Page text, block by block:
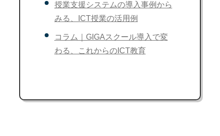
授業支援システムの導入事例から
みる、ICT授業の活用例
コラム｜GIGAスクール導入で変
わる、これからのICT教育